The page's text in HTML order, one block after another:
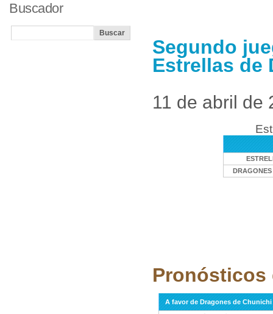
Segundo
Estrellas de
11 de abril de
Pronósticos
A favor de Dragones de Chunichi
Buscador